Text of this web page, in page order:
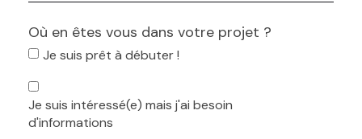
Où en êtes vous dans votre projet ?
Je suis prêt à débuter !
Je suis intéressé(e) mais j'ai besoin
d'informations